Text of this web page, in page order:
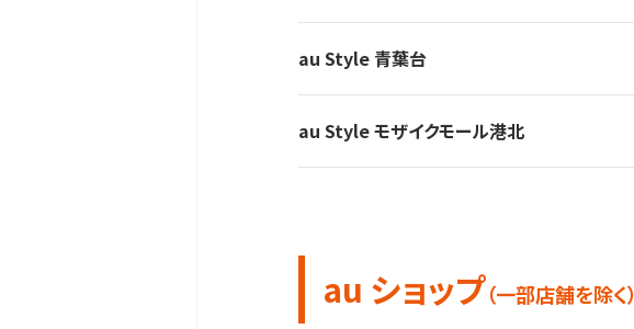
au Style 青葉台
au Style モザイクモール港北
au ショップ（一部店舗を除く）